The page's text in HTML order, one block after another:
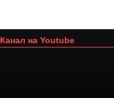
Канал на Youtube